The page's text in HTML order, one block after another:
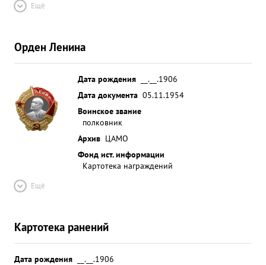
Ещё
Орден Ленина
Дата рождения
__.__.1906
Дата документа 05.11.1954
Воинское звание
полковник
Архив ЦАМО
Фонд ист. информации
Картотека награждений
Ещё
Картотека ранений
Дата рождения
__.__.1906